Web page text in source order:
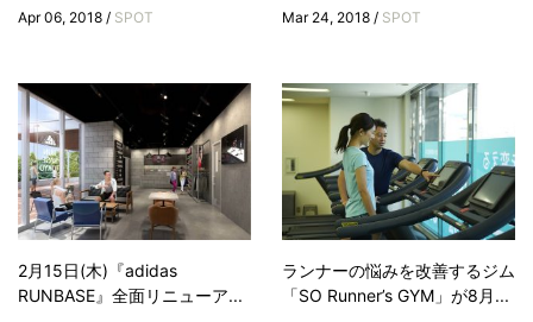
Apr 06, 2018 / SPOT Mar 24, 2018 / SPOT
2月15日(木)『adidas
RUNBASE』全面リニューア...
ランナーの悩みを改善するジム
「SO Runner’s GYM」が8月...